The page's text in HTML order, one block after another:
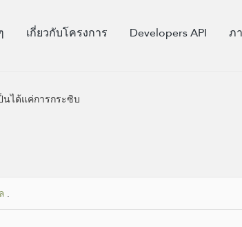
เกี่ยวกับโครงการ Developers API ภ
ได้แค่การกระซิบ
.